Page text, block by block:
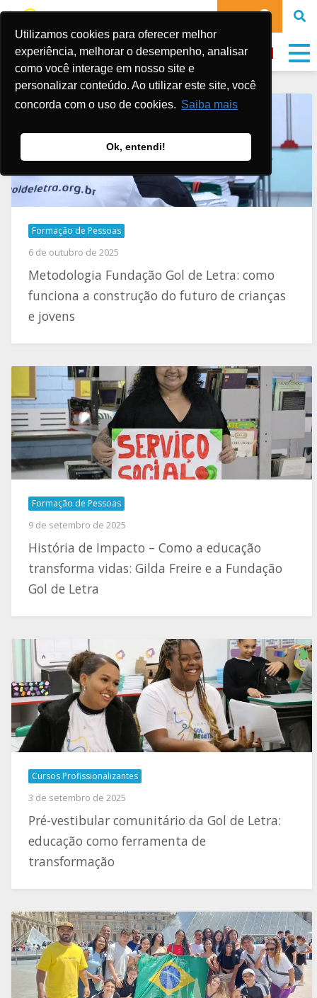
Utilizamos cookies para oferecer melhor
experiência, melhorar o desempenho, analisar
como você interage em nosso site e
personalizar conteúdo. Ao utilizar este site, você
concorda com o uso de cookies. Saiba mais
Ok, entendi!
DOE
Formação de Pessoas
6 de outubro de 2025
Metodologia Fundação Gol de Letra: como
funciona a construção do futuro de crianças
e jovens
Formação de Pessoas
9 de setembro de 2025
História de Impacto – Como a educação
transforma vidas: Gilda Freire e a Fundação
Gol de Letra
Cursos Profissionalizantes
3 de setembro de 2025
Pré-vestibular comunitário da Gol de Letra:
educação como ferramenta de
transformação